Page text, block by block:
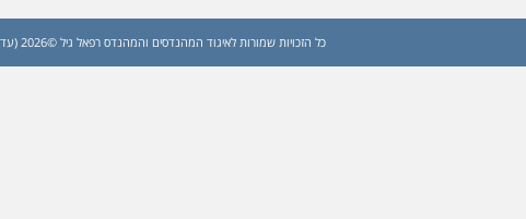
כל הזכויות שמורות לאיגוד המהנדסים והמהנדס רפאל גיל ©2026 (עדכון: 2026)